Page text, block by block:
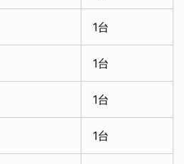
1台
1台
1台
1台